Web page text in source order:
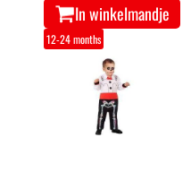
In winkelmandje
12-24 months